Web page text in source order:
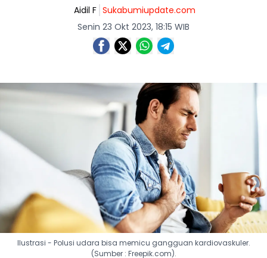
Aidil F Sukabumiupdate.com
Senin 23 Okt 2023, 18:15 WIB
Ilustrasi - Polusi udara bisa memicu gangguan kardiovaskuler.
(Sumber : Freepik.com).